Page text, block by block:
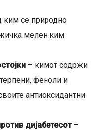
ким се природно
мелен ким
– кимот содржи
феноли и
антиоксидантни
дијабетесот–